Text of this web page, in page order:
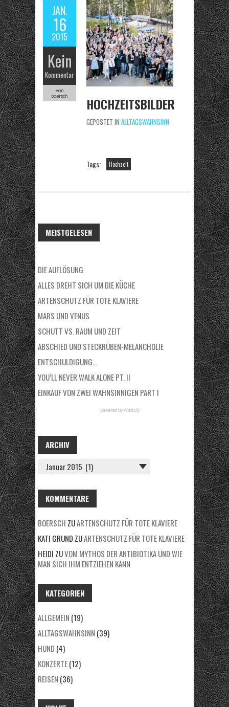
JAN.
16
2015
Kein
Kommentar
von
boersch
HOCHZEITSBILDER
GEPOSTET IN ALLTAGSWAHNSINN
Tags: Hochzeit
MEISTGELESEN
DIE AUFLÖSUNG
ALLES DREHT SICH UM DIE KÜCHE
ARTENSCHUTZ FÜR TOTE KLAVIERE
MARS UND VENUS
SCHUTT VS. RAUM UND ZEIT
ABSCHIED UND STECKRÜBEN-MELANCHOLIE
ENTSCHULDIGUNG…
YOU’LL NEVER WALK ALONE PT. II
EINKAUF VON ZWEI WAHNSINNIGEN PART I
powered byWassUp
ARCHIV
A
R
H
I
V
KOMMENTARE
BOERSCH ZUARTENSCHUTZ FÜR TOTE KLAVIERE
KATI GRUND ZUARTENSCHUTZ FÜR TOTE KLAVIERE
HEIDI ZUVOM MYTHOS DER ANTIBIOTIKA UND WIE
MAN SICH IHM ENTZIEHEN KANN
KATEGORIEN
ALLGEMEIN (19)
ALLTAGSWAHNSINN (39)
HUND (4)
KONZERTE(12)
REISEN (36)